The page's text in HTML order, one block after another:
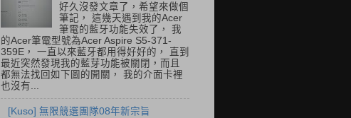
好久沒發文章了，希望來做個
筆記， 這幾天遇到我的Acer
筆電的藍牙功能失效了， 我
的Acer筆電型號為Acer Aspire S5-371-
359E， 一直以來藍牙都用得好好的， 直到
最近突然發現我的藍芽功能被關閉，而且
都無法找回如下圖的開關， 我的介面卡裡
也沒有...
[Kuso] 無限競選團隊08年新宗旨